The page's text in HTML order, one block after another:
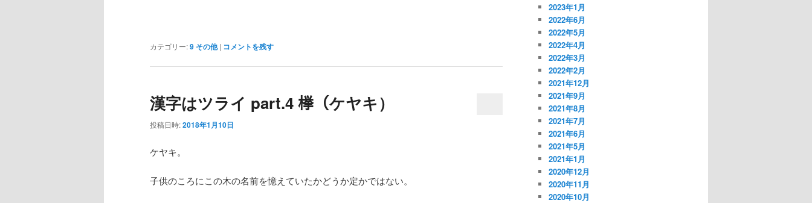
カテゴリー:9 その他 | コメントを残す
漢字はツライ part.4 﨔（ケヤキ）
投稿日時:2018年1月10日
ケヤキ。
子供のころにこの木の名前を憶えていたかどうか定かではない。
2023年1月
2022年6月
2022年5月
2022年4月
2022年3月
2022年2月
2021年12月
2021年9月
2021年8月
2021年7月
2021年6月
2021年5月
2021年1月
2020年12月
2020年11月
2020年10月